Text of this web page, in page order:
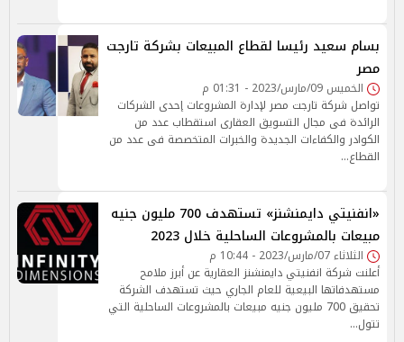
بسام سعيد رئيسا لقطاع المبيعات بشركة تارجت
مصر
الخميس 09/مارس/2023 - 01:31 م
تواصل شركة تارجت مصر لإدارة المشروعات إحدى الشركات
الرائدة فى مجال التسويق العقارى استقطاب عدد من
الكوادر والكفاءات الجديدة والخبرات المتخصصة فى عدد من
القطاع…
«انفنيتي دايمنشنز» تستهدف 700 مليون جنيه
مبيعات بالمشروعات الساحلية خلال 2023
الثلاثاء 07/مارس/2023 - 10:44 م
أعلنت شركة انفنيتي دايمنشنز العقارية عن أبرز ملامح
مستهدفاتها البيعية للعام الجاري حيث تستهدف الشركة
تحقيق 700 مليون جنيه مبيعات بالمشروعات الساحلية التي
تتول…